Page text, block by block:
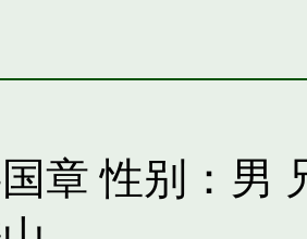
章 性别：男